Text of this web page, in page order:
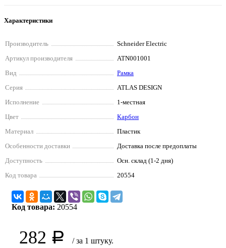
Характеристики
Производитель
Schneider Electriс
Артикул производителя
ATN001001
Вид
Рамка
Серия
ATLAS DESIGN
Исполнение
1-местная
Цвет
Карбон
Материал
Пластик
Особенности доставки
Доставка после предоплаты
Доступность
Осн. склад (1-2 дня)
Код товара
20554
Код товара: 20554
282 Р / за 1 штуку.